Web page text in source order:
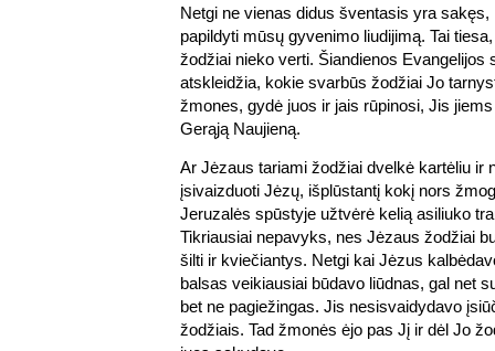
Netgi ne vienas didus šventasis yra sakęs,
papildyti mūsų gyvenimo liudijimą. Tai
žodžiai nieko verti. Šiandienos Evangelijos
atskleidžia, kokie svarbūs žodžiai Jo
žmones, gydė juos ir jais rūpinosi, Jis
Gerąją Naujieną.
Ar Jėzaus tariami žodžiai dvelkė kartėliu ir
įsivaizduoti Jėzų, išplūstantį kokį nors
Jeruzalės spūstyje užtvėrė kelią asiliuko
Tikriausiai nepavyks, nes Jėzaus žodžiai
šilti ir kviečiantys. Netgi kai Jėzus
balsas veikiausiai būdavo liūdnas, gal net
bet ne pagiežingas. Jis nesisvaidydavo
žodžiais. Tad žmonės ėjo pas Jį ir dėl Jo